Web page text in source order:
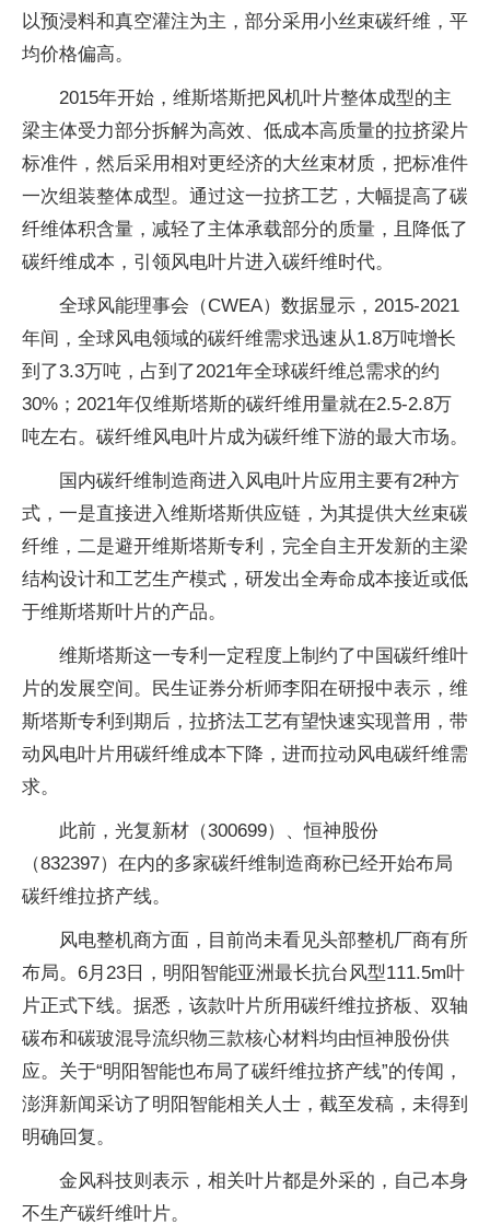
以预浸料和真空灌注为主，部分采用小丝束碳纤维，平
均价格偏高。
2015年开始，维斯塔斯把风机叶片整体成型的主
梁主体受力部分拆解为高效、低成本高质量的拉挤梁片
标准件，然后采用相对更经济的大丝束材质，把标准件
一次组装整体成型。通过这一拉挤工艺，大幅提高了碳
纤维体积含量，减轻了主体承载部分的质量，且降低了
碳纤维成本，引领风电叶片进入碳纤维时代。
全球风能理事会（CWEA）数据显示，2015-2021
年间，全球风电领域的碳纤维需求迅速从1.8万吨增长
到了3.3万吨，占到了2021年全球碳纤维总需求的约
30%；2021年仅维斯塔斯的碳纤维用量就在2.5-2.8万
吨左右。碳纤维风电叶片成为碳纤维下游的最大市场。
国内碳纤维制造商进入风电叶片应用主要有2种方
式，一是直接进入维斯塔斯供应链，为其提供大丝束碳
纤维，二是避开维斯塔斯专利，完全自主开发新的主梁
结构设计和工艺生产模式，研发出全寿命成本接近或低
于维斯塔斯叶片的产品。
维斯塔斯这一专利一定程度上制约了中国碳纤维叶
片的发展空间。民生证券分析师李阳在研报中表示，维
斯塔斯专利到期后，拉挤法工艺有望快速实现普用，带
动风电叶片用碳纤维成本下降，进而拉动风电碳纤维需
求。
此前，光复新材（300699）、恒神股份
（832397）在内的多家碳纤维制造商称已经开始布局
碳纤维拉挤产线。
风电整机商方面，目前尚未看见头部整机厂商有所
布局。6月23日，明阳智能亚洲最长抗台风型111.5m叶
片正式下线。据悉，该款叶片所用碳纤维拉挤板、双轴
碳布和碳玻混导流织物三款核心材料均由恒神股份供
应。关于“明阳智能也布局了碳纤维拉挤产线”的传闻，
澎湃新闻采访了明阳智能相关人士，截至发稿，未得到
明确回复。
金风科技则表示，相关叶片都是外采的，自己本身
不生产碳纤维叶片。